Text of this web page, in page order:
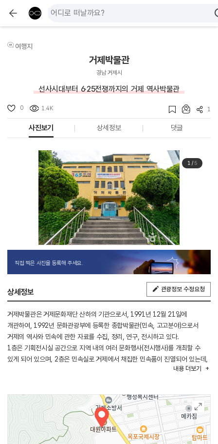
여행지
거제박물관
경남 거제시
선사시대부터 6·25전쟁까지의 거제 역사박물관
0 1.4K 1
사진보기 상세정보 댓글
1/ 5
직접 찍은 사진을 등록해 주세요.
상세정보 관광정보 수정요청
거제박물관은 거제문화재단 산하의 기관으로서, 1991년 12월 21일에
개관하여, 1992년 문화관광부에 등록한 종합박물관(민속, 고고분야)으로서
거제의 역사와 민속에 관한 자료를 수집, 정리, 연구, 전시하고 있다.
1층은 기획전시실 공간으로 지역 내의 여러 문화행사(전시행사)를 개최할 수
있게 되어 있으며, 2층은 민속실로 거제에서 채집한 민속품이 진열되어 있는데,
섬이라는 환경조건으로 반농반어의 생산 형태를 갖게 되어 농경과 수산에
전시되어 있다.
이러한 박물관 본연의 사업 외에 난, 수석, 사진 등의 지역 주민을 위한 일반
전시회와 민속품, 소장품 등의 기획 전시, 유물 사생대회와 클래식 음악회,
명사초청 강연회와 가족캠프 등의 문화와 예술에 관한 많은 사업들을 진행하고
있으며, 특히 박물관 대학과 대학원 등을 통해 지역민의 교양을 넓히고, 새로운
내용 더보기